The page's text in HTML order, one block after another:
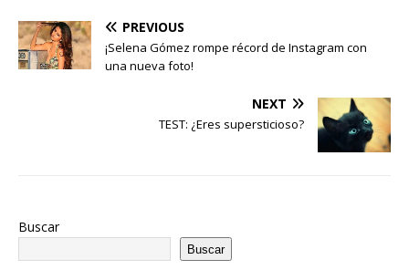
PREVIOUS
¡Selena Gómez rompe récord de Instagram con
una nueva foto!
NEXT
TEST: ¿Eres supersticioso?
Buscar
Buscar